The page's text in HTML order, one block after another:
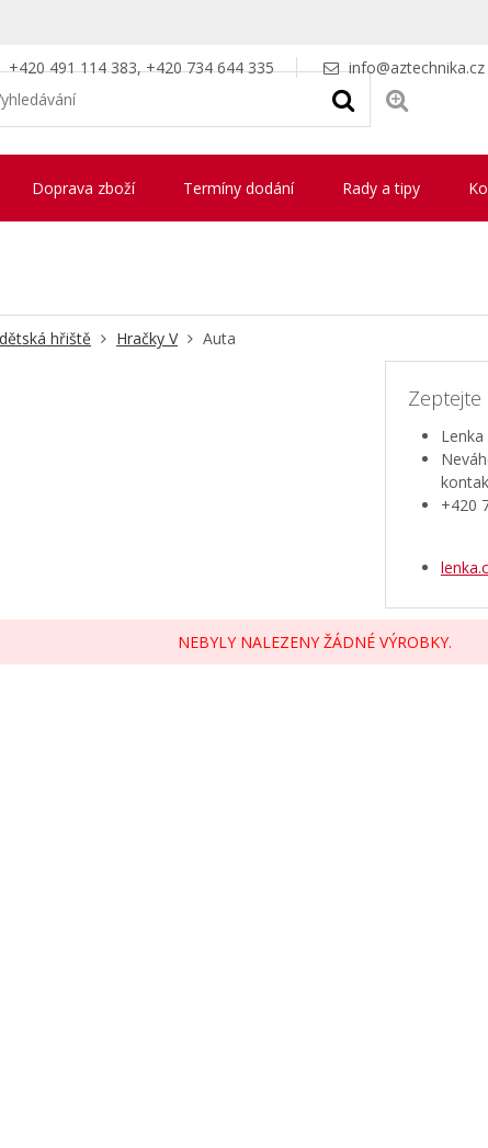
+420 491 114 383, +420 734 644 335 info@aztechnika.cz
Doprava zboží Termíny dodání Rady a tipy
hřiště Hračky V Auta
+420
NEBYLY NALEZENY ŽÁDNÉ VÝROBKY.